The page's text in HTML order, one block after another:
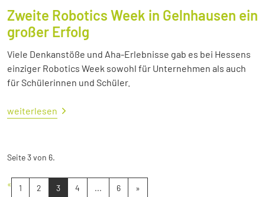
Zweite Robotics Week in Gelnhausen ein
großer Erfolg
Viele Denkanstöße und Aha-Erlebnisse gab es bei Hessens
einziger Robotics Week sowohl für Unternehmen als auch
für Schülerinnen und Schüler.
weiterlesen
Seite 3 von 6.
« 1 2 3 4 ... 6 »